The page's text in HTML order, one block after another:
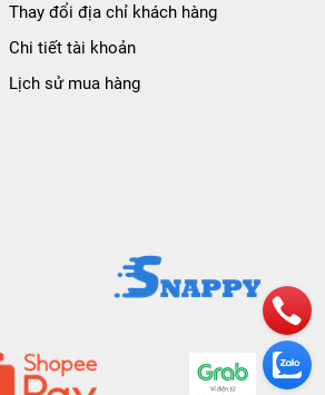
Thay đổi địa chỉ khách hàng
Chi tiết tài khoản
Lịch sử mua hàng